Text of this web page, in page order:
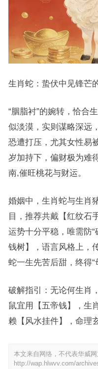
生肖蛇：蛰伏中见锋芒
“胭脂衬”的婉转，恰合
似淡漠，实则谋略深远
恐遭打压，尤其女性易
岁加持下，偏财极为难
南,催旺桃花与财运。
婚姻中，生肖蛇与生肖
目，推荐共戴【红纹石
运势十分平稳，唯需防
钱树】，语言风格上，
蛇一生先苦后甜，终得“
破解指引：无论何生肖
鼠宜用【五帝钱】，生
赖【风水挂件】，命理
本文来自网络，不代表华威
http://wap.hlwvv.com/